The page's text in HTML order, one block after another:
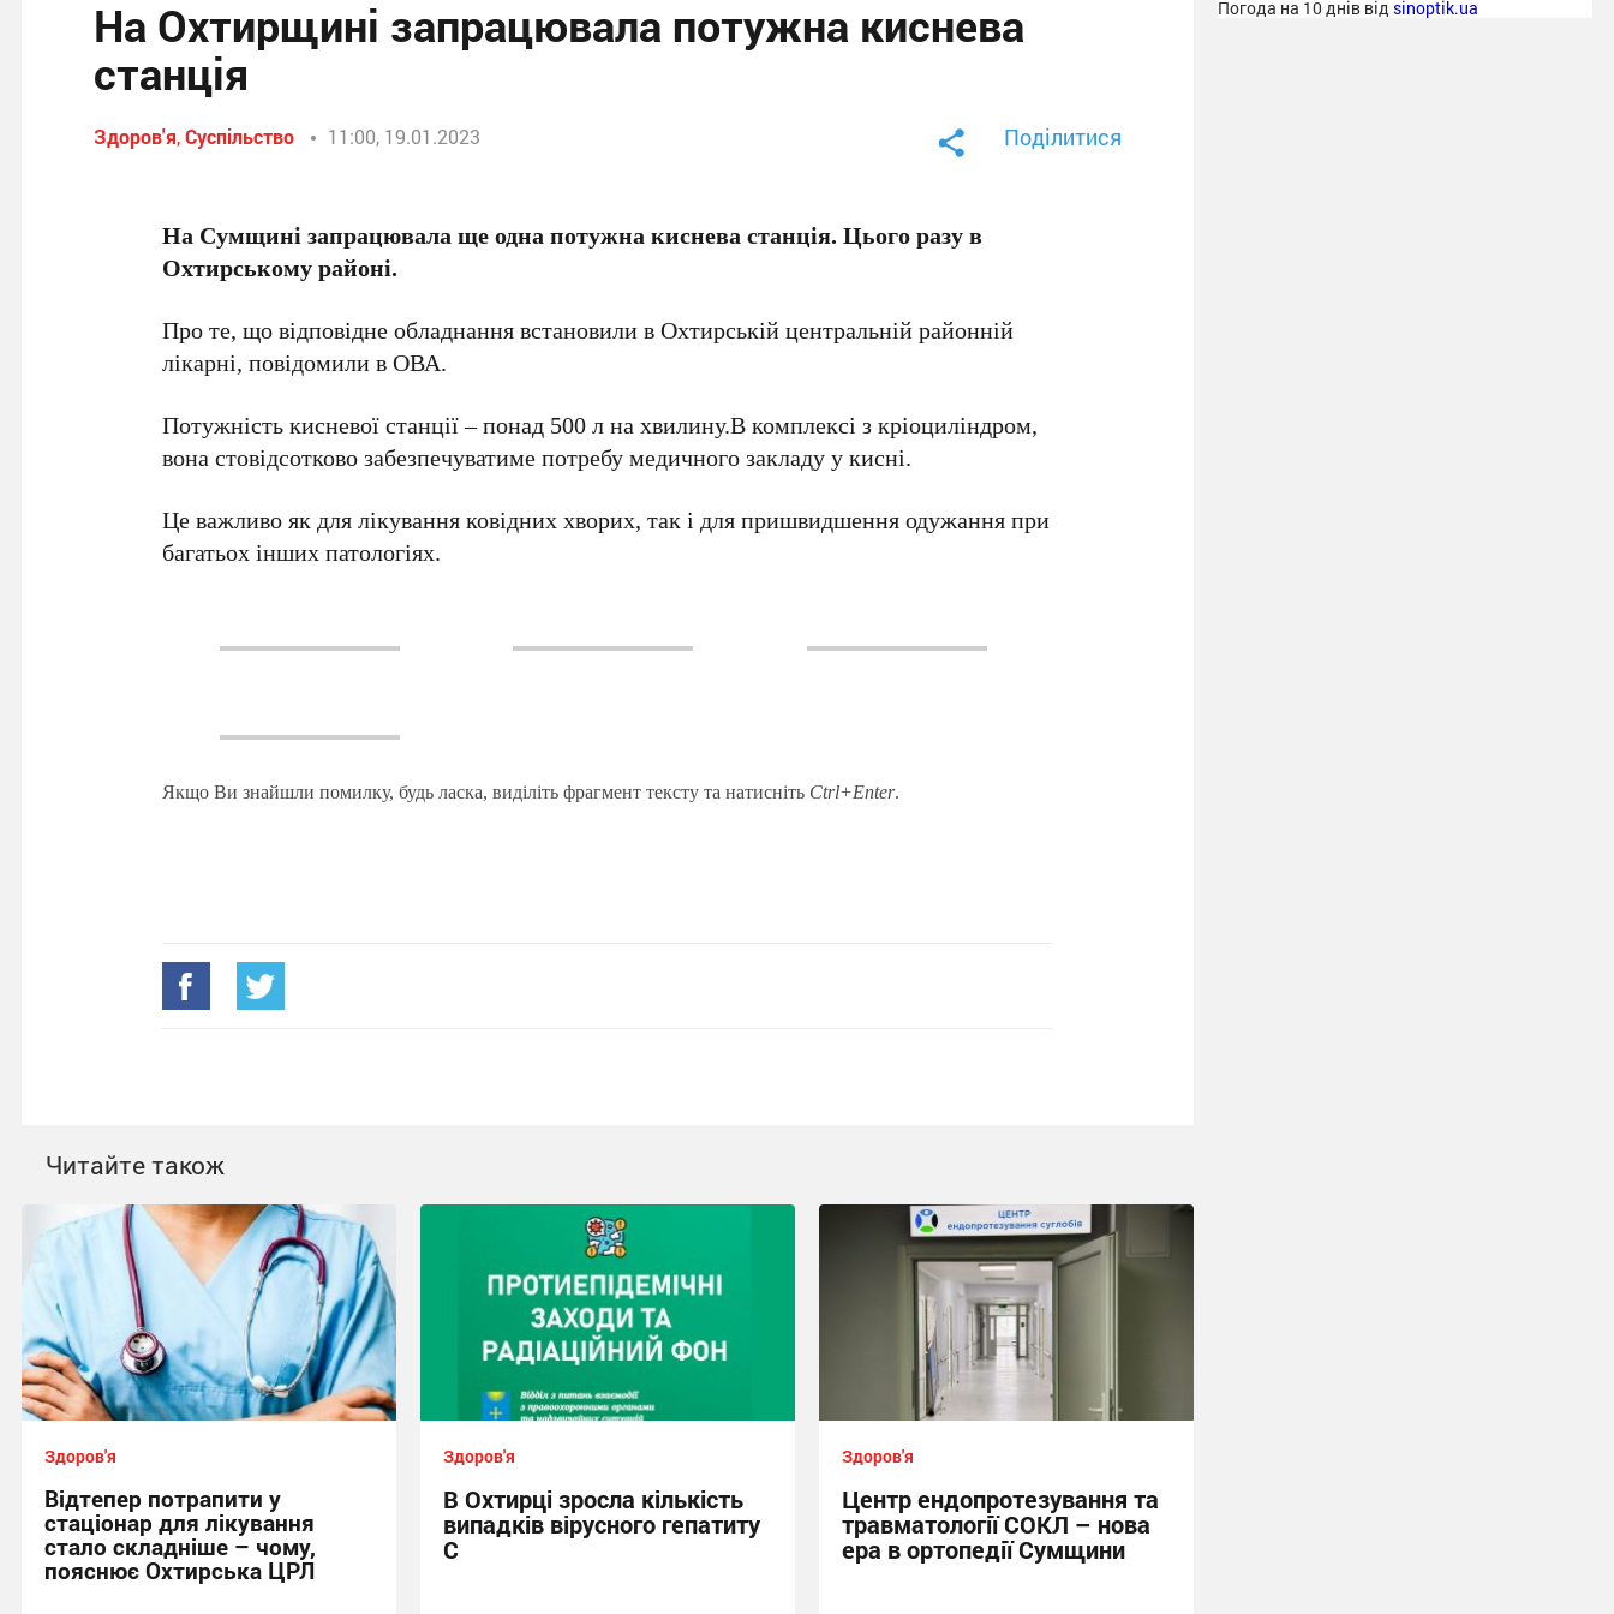
На Охтирщині запрацювала потужна киснева
станція
Здоров'я,Суспільство 11:00, 19.01.2023 Поділитися
На Сумщині запрацювала ще одна потужна киснева станція. Цього разу в
Охтирському районі.
Про те, що відповідне обладнання встановили в Охтирській центральній районній
лікарні, повідомили в ОВА.
Потужність кисневої станції – понад 500 л на хвилину.В комплексі з кріоциліндром,
вона стовідсотково забезпечуватиме потребу медичного закладу у кисні.
Це важливо як для лікування ковідних хворих, так і для пришвидшення одужання при
багатьох інших патологіях.
Якщо Ви знайшли помилку, будь ласка, виділіть фрагмент тексту та натисніть Ctrl+Enter.
Читайте також
Здоров'я
Відтепер потрапити у
стаціонар для лікування
стало складніше – чому,
пояснює Охтирська ЦРЛ
Здоров'я
В Охтирці зросла кількість
випадків вірусного гепатиту
С
Здоров'я
Центр ендопротезування та
травматології СОКЛ – нова
ера в ортопедії Сумщини
Погода на 10 днів від sinoptik.ua